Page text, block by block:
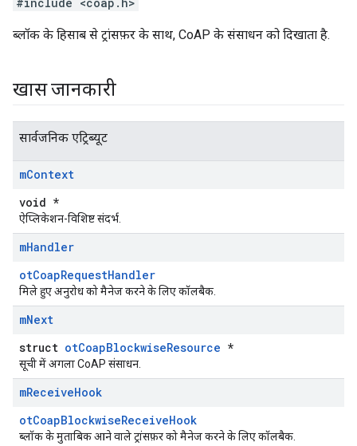
ब्लॉक के हिसाब से ट्रांसफ़र के साथ, CoAP के संसाधन को दिखाता है.
खास जानकारी
सार्वजनिक एट्रिब्यूट
mContext
void *
ऐप्लिकेशन-विशिष्ट संदर्भ.
mHandler
otCoapRequestHandler
मिले हुए अनुरोध को मैनेज करने के लिए कॉलबैक.
mNext
struct otCoapBlockwiseResource *
सूची में अगला CoAP संसाधन.
mReceiveHook
otCoapBlockwiseReceiveHook
ब्लॉक के मुताबिक आने वाले ट्रांसफ़र को मैनेज करने के लिए कॉलबैक.